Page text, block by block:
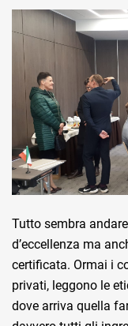
Tutto sembra
d’eccellenza ma
certificata. Ormai i
privati, leggono le
dove arriva quella